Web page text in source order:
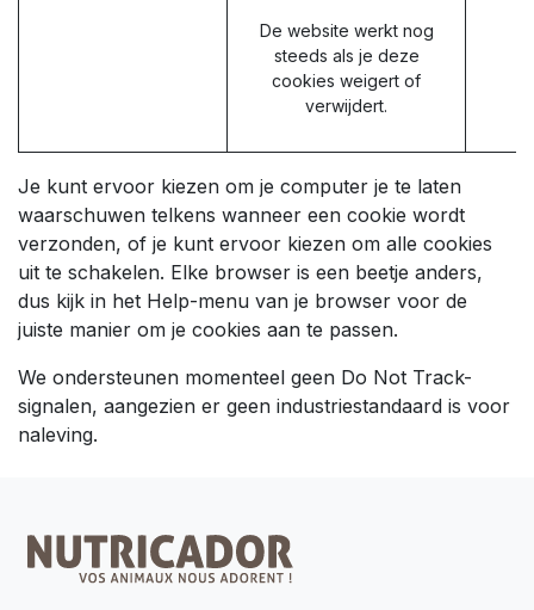
De website werkt nog
steeds als je deze
cookies weigert of
verwijdert.
Je kunt ervoor kiezen om je computer je te laten
waarschuwen telkens wanneer een cookie wordt
verzonden, of je kunt ervoor kiezen om alle cookies
uit te schakelen. Elke browser is een beetje anders,
dus kijk in het Help-menu van je browser voor de
juiste manier om je cookies aan te passen.
We ondersteunen momenteel geen Do Not Track-
signalen, aangezien er geen industriestandaard is voor
naleving.